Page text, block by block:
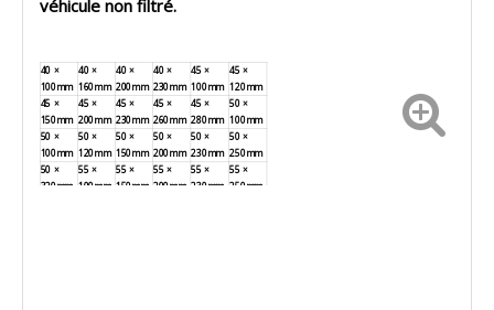
véhicule non filtré.
40 ×
100mm
40 ×
160mm
40 ×
200mm
40 ×
230mm
45 ×
100mm
45 ×
120mm
45 ×
150mm
45 ×
200mm
45 ×
230mm
45 ×
260mm
45 ×
280mm
50 ×
100mm
50 ×
100mm
50 ×
120mm
50 ×
150mm
50 ×
200mm
50 ×
230mm
50 ×
250mm
50 ×
320mm
55 ×
100mm
55 ×
150mm
55 ×
200mm
55 ×
230mm
55 ×
250mm